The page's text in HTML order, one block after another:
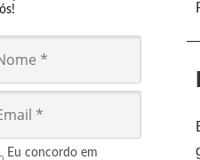
Eu concordo em
—